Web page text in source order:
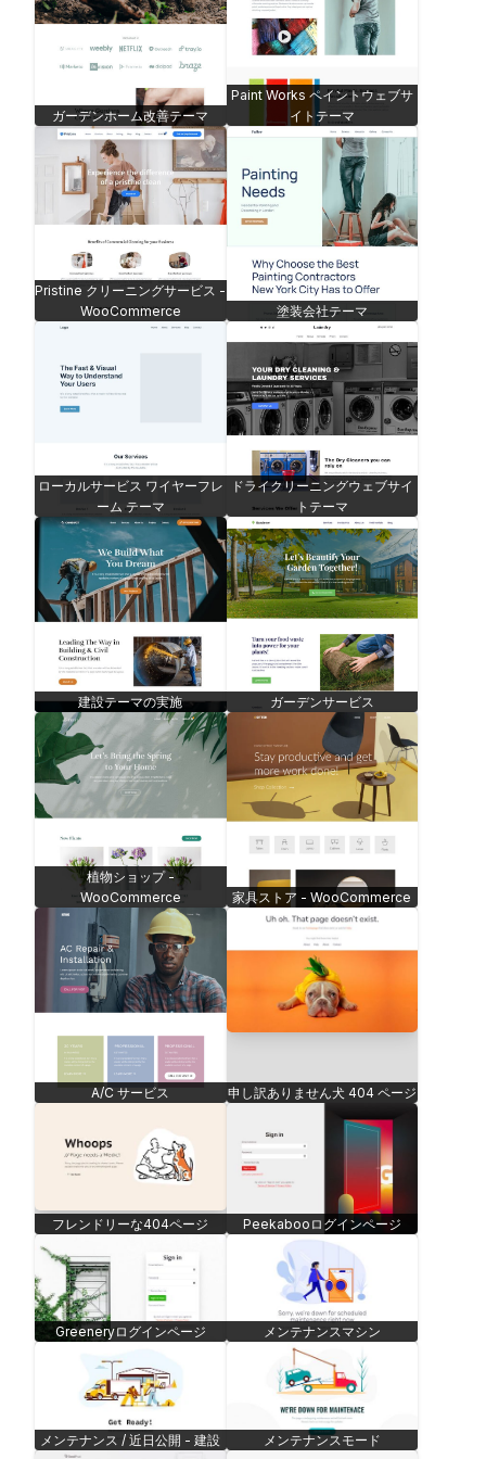
ガーデンホーム改善テーマ
Paint Works ペイントウェブサ
イトテーマ
Pristine クリーニングサービス -
WooCommerce
塗装会社テーマ
ローカルサービス ワイヤーフレ
ーム テーマ
ドライクリーニングウェブサイ
トテーマ
建設テーマの実施 ガーデンサービス
植物ショップ -
WooCommerce
家具ストア - WooCommerce
A/C サービス 申し訳ありません犬 404 ページ
フレンドリーな404ページ Peekabooログインページ
Greeneryログインページ メンテナンスマシン
メンテナンス / 近日公開 - 建設 メンテナンスモード